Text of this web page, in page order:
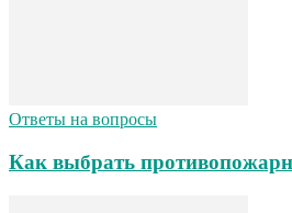
Ответы на вопросы
Как выбрать